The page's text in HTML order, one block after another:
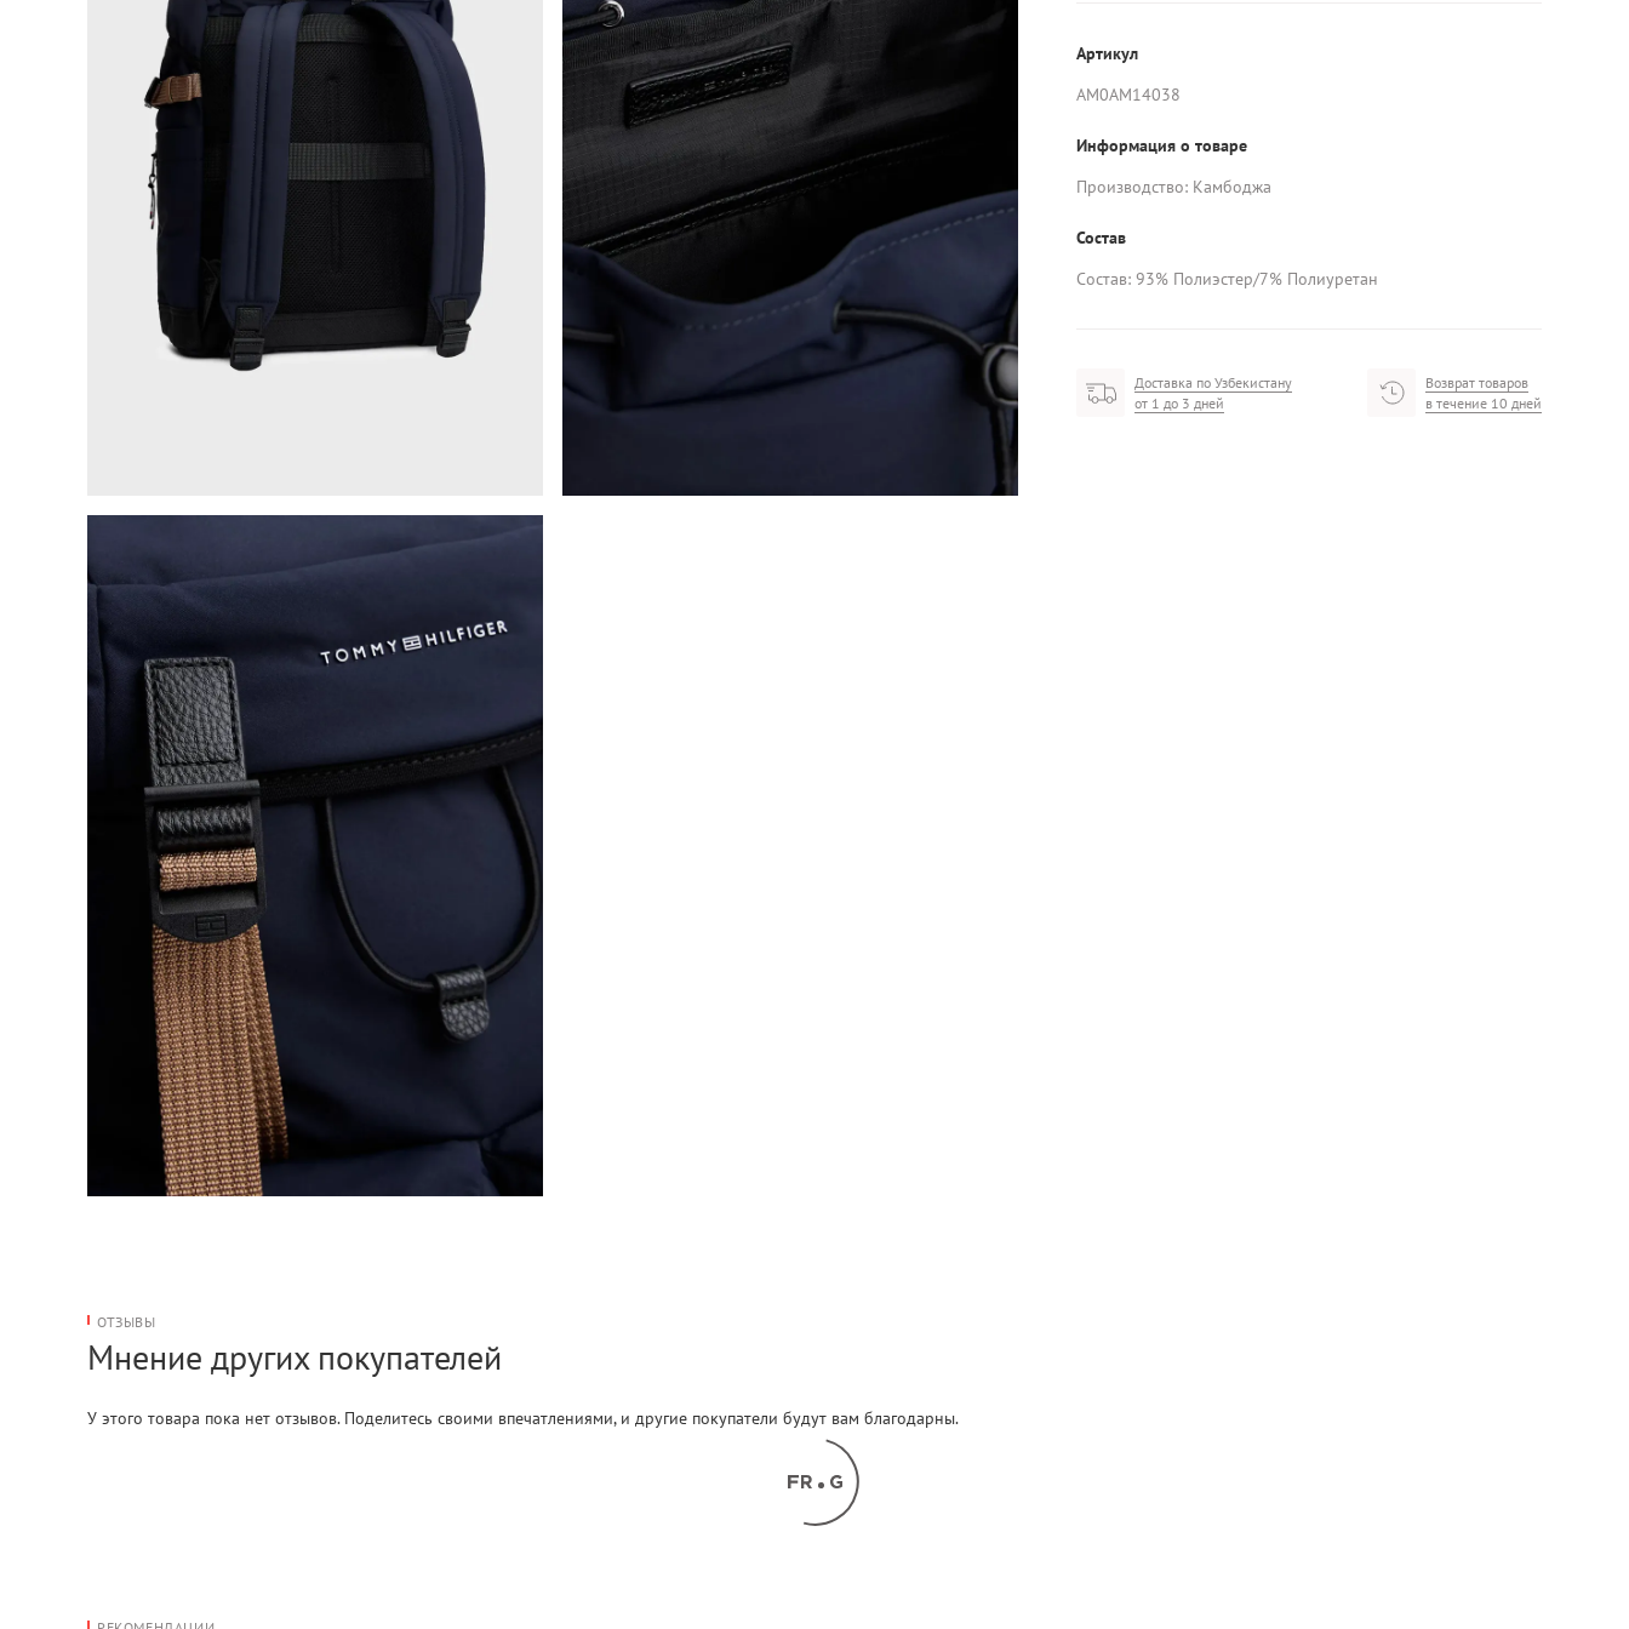
Артикул
AM0AM14038
Информация о товаре
Производство: Камбоджа
Состав
Состав: 93% Полиэстер/7% Полиуретан
Доставка по Узбекистану
от 1 до 3 дней
Возврат товаров
в течение 10 дней
ОТЗЫВЫ
Мнение других покупателей
У этого товара пока нет отзывов. Поделитесь своими впечатлениями, и другие покупатели будут вам благодарны.